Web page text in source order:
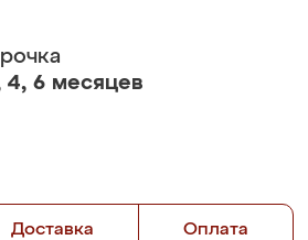
4, 6 месяцев
Доставка Оплата